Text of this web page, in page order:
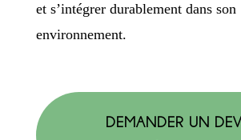
et s’intégrer durablement dans son
environnement.
DEMANDER UN